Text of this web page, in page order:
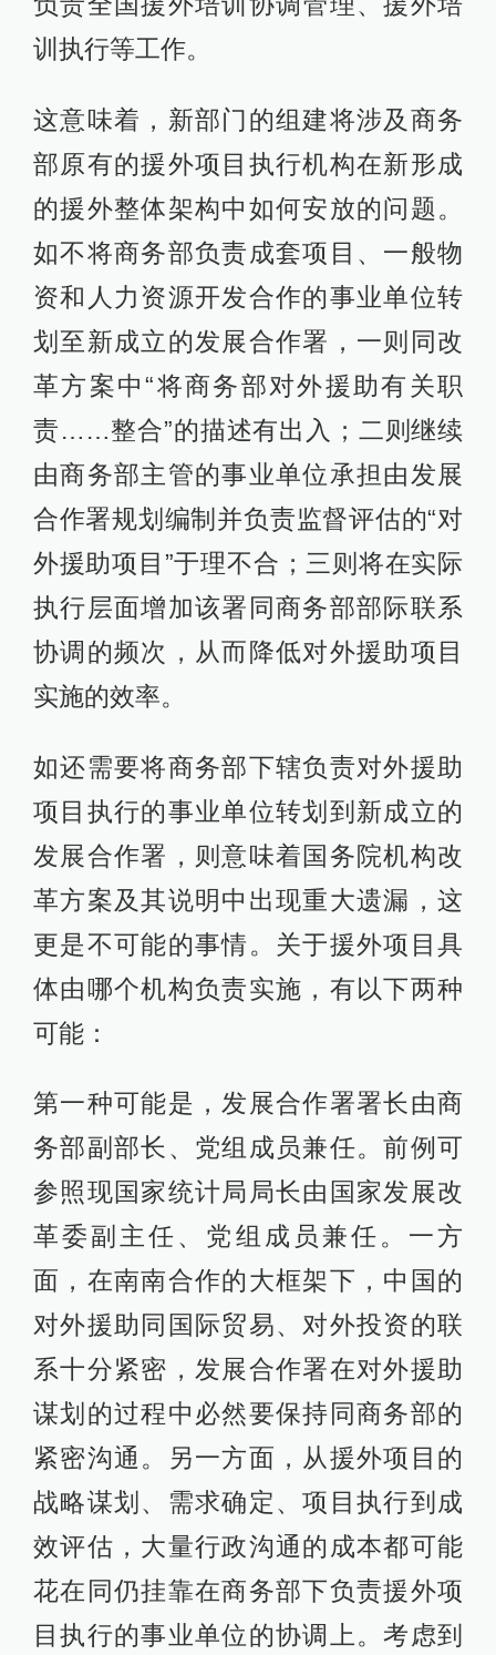
训执行等工作。
这意味着，新部门的组建将涉及商务
部原有的援外项目执行机构在新形成
的援外整体架构中如何安放的问题。
如不将商务部负责成套项目、一般物
资和人力资源开发合作的事业单位转
划至新成立的发展合作署，一则同改
革方案中“将商务部对外援助有关职
责……整合”的描述有出入；二则继续
由商务部主管的事业单位承担由发展
合作署规划编制并负责监督评估的“对
外援助项目”于理不合；三则将在实际
执行层面增加该署同商务部部际联系
协调的频次，从而降低对外援助项目
实施的效率。
如还需要将商务部下辖负责对外援助
项目执行的事业单位转划到新成立的
发展合作署，则意味着国务院机构改
革方案及其说明中出现重大遗漏，这
更是不可能的事情。关于援外项目具
体由哪个机构负责实施，有以下两种
可能：
第一种可能是，发展合作署署长由商
务部副部长、党组成员兼任。前例可
参照现国家统计局局长由国家发展改
革委副主任、党组成员兼任。一方
面，在南南合作的大框架下，中国的
对外援助同国际贸易、对外投资的联
系十分紧密，发展合作署在对外援助
谋划的过程中必然要保持同商务部的
紧密沟通。另一方面，从援外项目的
战略谋划、需求确定、项目执行到成
效评估，大量行政沟通的成本都可能
花在同仍挂靠在商务部下负责援外项
目执行的事业单位的协调上。考虑到